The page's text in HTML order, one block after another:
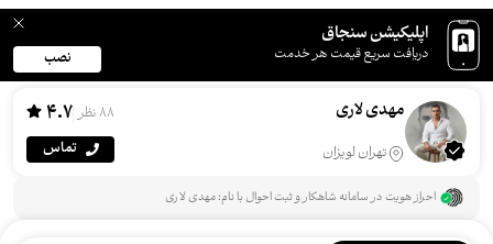
اپلیکیشن سنجاق
دریافت سریع قیمت هر خدمت نصب
مهدی لاری
تهران لویزان
88 نظر 4.7
تماس
احراز هویت در سامانه شاهکار و ثبت احوال با نام: مهدی لاری